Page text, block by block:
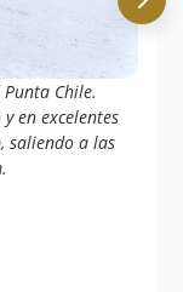
Chile.
en excelentes
saliendo a las